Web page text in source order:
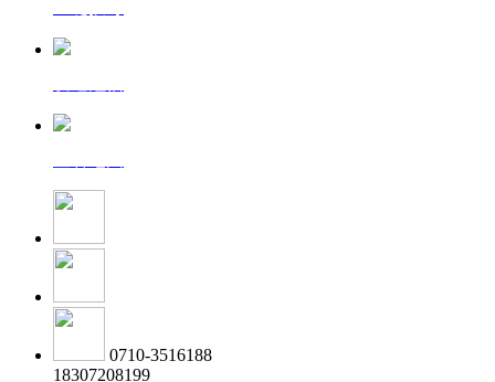
0710-3516188
18307208199